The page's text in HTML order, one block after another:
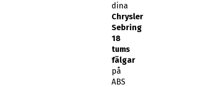
dina
Chrysler
Sebring
18
tums
fälgar
på
ABS